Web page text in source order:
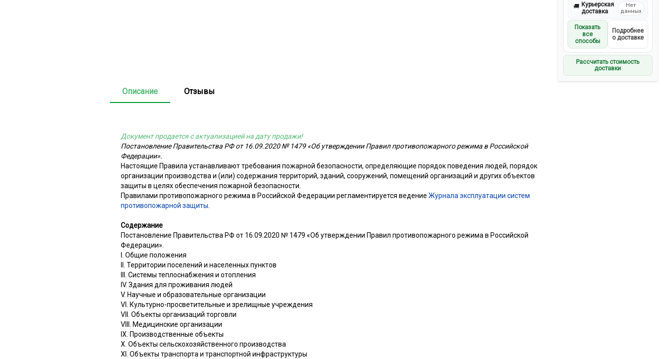
🚚 Курьерская
доставка
Нет
данных
Показать
все
способы
Подробнее
о доставке
Рассчитать стоимость
доставки
Описание Отзывы
Документ продается с актуализацией на дату продажи!
Постановление Правительства РФ от 16.09.2020 № 1479 «Об утверждении Правил противопожарного режима в Российской
Федерации».
Настоящие Правила устанавливают требования пожарной безопасности, определяющие порядок поведения людей, порядок
организации производства и (или) содержания территорий, зданий, сооружений, помещений организаций и других объектов
защиты в целях обеспечения пожарной безопасности.
Правилами противопожарного режима в Российской Федерации регламентируется ведение Журнала эксплуатации систем
противопожарной защиты
Содержание
Постановление Правительства РФ от 16.09.2020 № 1479 «Об утверждении Правил противопожарного режима в Российской
Федерации».
I. Общие положения
II. Территории поселений и населенных пунктов
III. Системы теплоснабжения и отопления
IV. Здания для проживания людей
V. Научные и образовательные организации
VI. Культурно-просветительные и зрелищные учреждения
VII. Объекты организаций торговли
VIII. Медицинские организации
IX. Производственные объекты
X. Объекты сельскохозяйственного производства
XI. Объекты транспорта и транспортной инфраструктуры